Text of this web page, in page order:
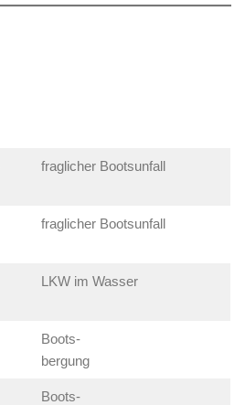
fraglicher Bootsunfall
fraglicher Bootsunfall
LKW im Wasser
Boots-
bergung
Boots-